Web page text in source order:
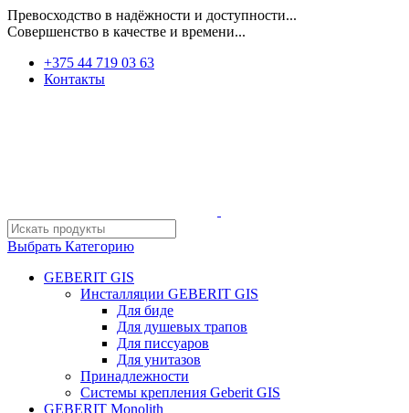
Превосходство в надёжности и доступности...
Совершенство в качестве и времени...
+375 44 719 03 63
Контакты
Выбрать Категорию
GEBERIT GIS
Инсталляции GEBERIT GIS
Для биде
Для душевых трапов
Для писсуаров
Для унитазов
Принадлежности
Системы крепления Geberit GIS
GEBERIT Monolith